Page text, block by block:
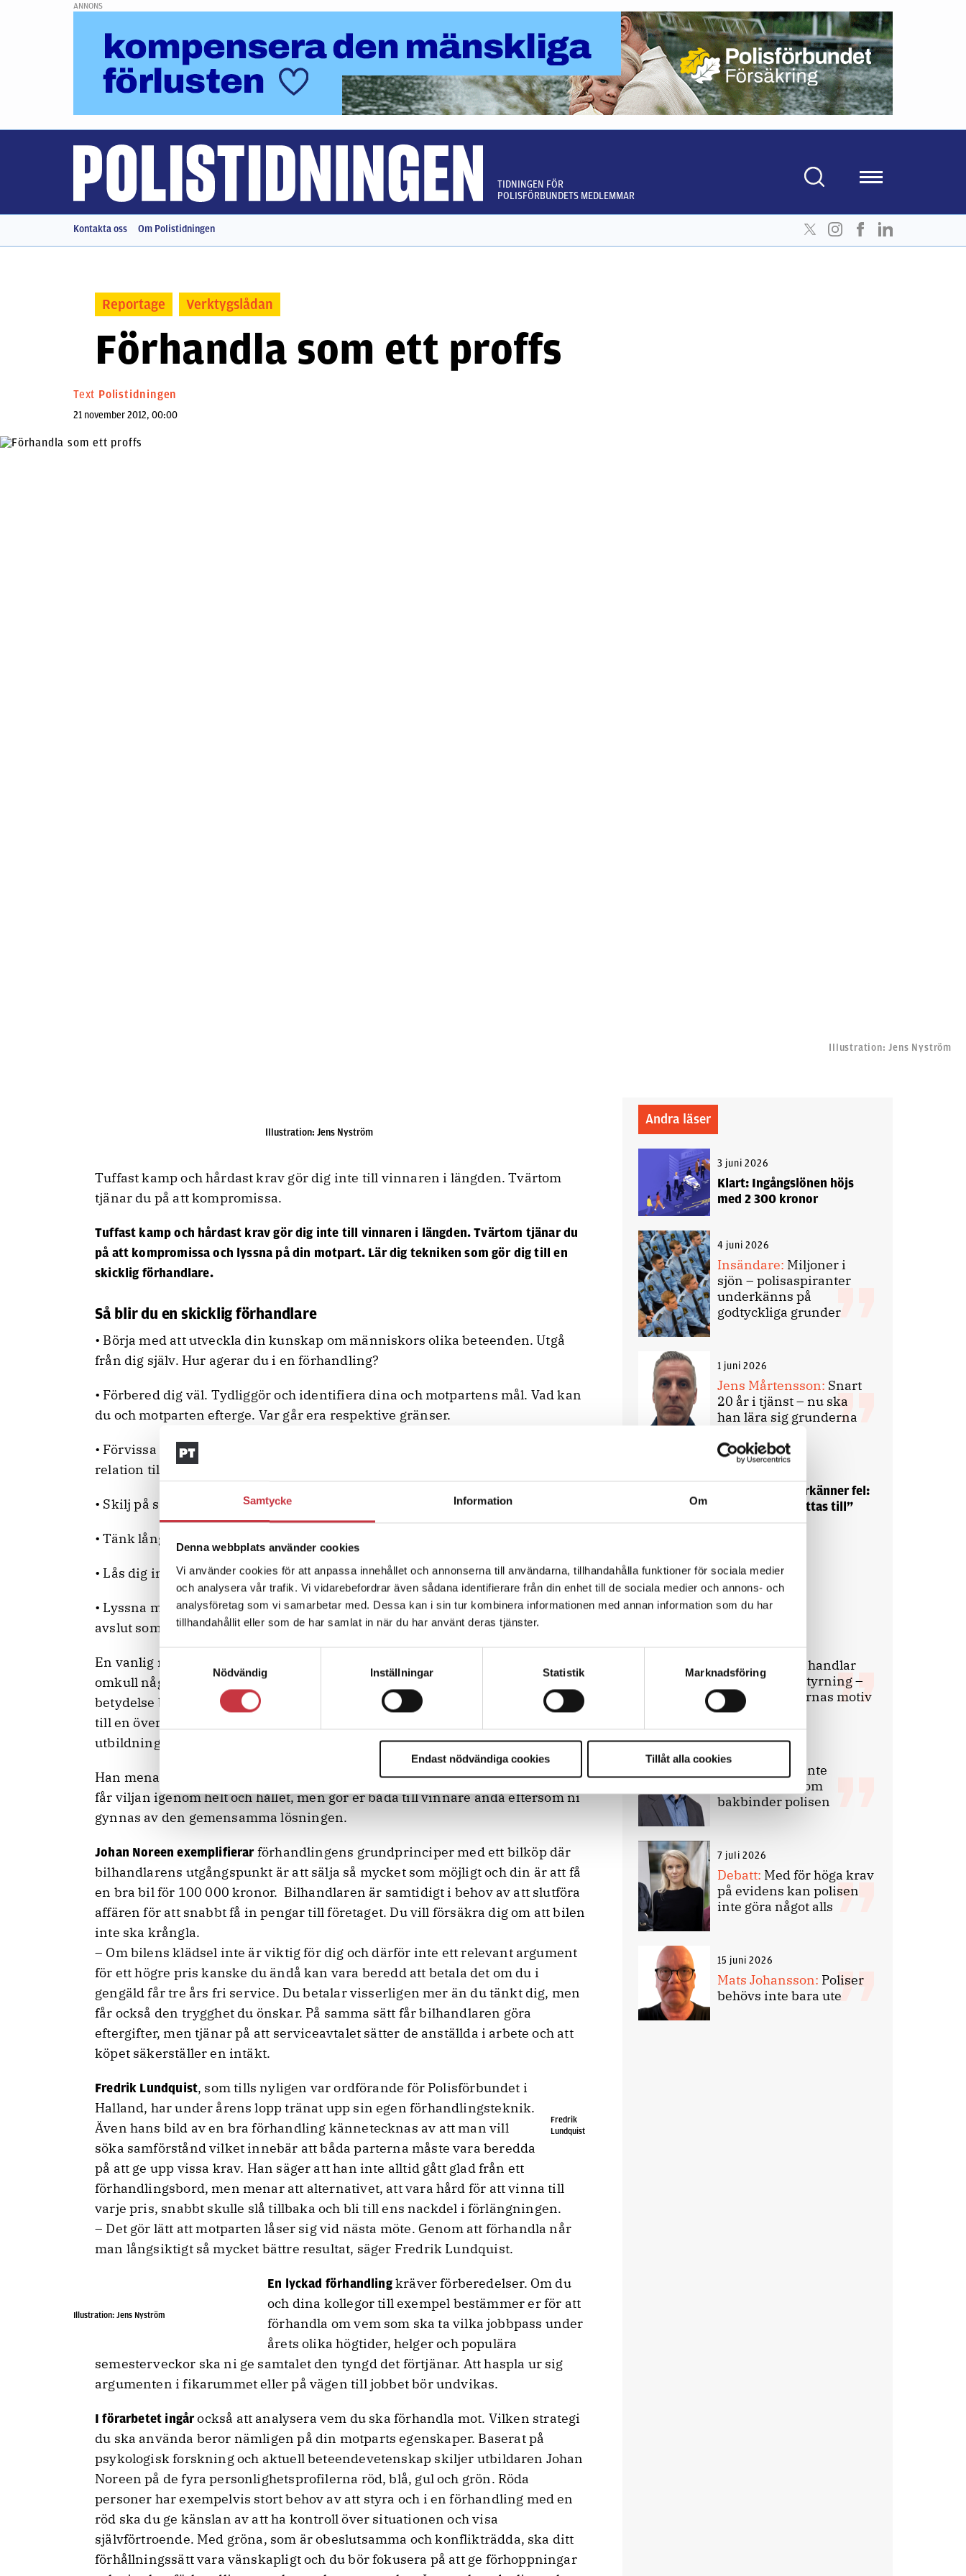
Samtycke Information Om
Denna webbplats använder cookies
Vi använder cookies för att anpassa innehållet och annonserna till användarna, tillhandahålla funktioner för sociala medier
och analysera vår trafik. Vi vidarebefordrar även sådana identifierare från din enhet till de sociala medier och annons- och
analysföretag som vi samarbetar med. Dessa kan i sin tur kombinera informationen med annan information som du har
tillhandahållit eller som de har samlat in när du har använt deras tjänster.
Nödvändig
Inställningar Statistik Marknadsföring
Endast nödvändiga cookies Tillåt alla cookies
ANNONS
TIDNINGEN FÖR
POLISFÖRBUNDETS MEDLEMMAR
Kontakta oss Om Polistidningen
Reportage Verktygslådan
Förhandla som ett proffs
Text Polistidningen
21 november 2012, 00:00
Illustration: Jens Nyström
Illustration: Jens Nyström
Tuffast kamp och hårdast krav gör dig inte till vinnaren i längden. Tvärtom
tjänar du på att kompromissa.
Tuffast kamp och hårdast krav gör dig inte till vinnaren i längden. Tvärtom tjänar du
på att kompromissa och lyssna på din motpart. Lär dig tekniken som gör dig till en
skicklig förhandlare.
Så blir du en skicklig förhandlare
• Börja med att utveckla din kunskap om människors olika beteenden. Utgå
från dig själv. Hur agerar du i en förhandling?
• Förbered dig väl. Tydliggör och identifiera dina och motpartens mål. Vad kan
du och motparten efterge. Var går era respektive gränser.
• Förvissa dig om att skapa en bra stämning i förhandlingen och en god
relation till den du förhandlar med.
• Skilj på sak och person, låt inte känslorna styra.
• Tänk långsiktigt och leta efter mervärden.
• Lås dig inte vid en position, sök alternativa lösningar.
• Lyssna mer än du talar, fråga mer än argumentera och eftersträva att nå ett
avslut som är en grund till ett fortsatt gott samarbete.
En vanlig missuppfattning är att förhandla är det samma som att snacka
omkull någon och roffa åt sig så mycket som möjligt. Förhandling i sin rätta
betydelse bygger tvärtom på tillit och innebär att två parter frivilligt når fram
till en överenskommelse. Johan Noreen är jurist, konsult och håller i
utbildningen ”Effektiv Förhandlingsteknik” på uppdrag av Polisförbundet.
Han menar att en lyckad förhandling varken leder till att du eller din motpart
får viljan igenom helt och hållet, men gör er båda till vinnare ändå eftersom ni
gynnas av den gemensamma lösningen.
Johan Noreen exemplifierarförhandlingens grundprinciper med ett bilköp där
bilhandlarens utgångspunkt är att sälja så mycket som möjligt och din är att få
en bra bil för 100 000 kronor. Bilhandlaren är samtidigt i behov av att slutföra
affären för att snabbt få in pengar till företaget. Du vill försäkra dig om att bilen
inte ska krångla.
– Om bilens klädsel inte är viktig för dig och därför inte ett relevant argument
för ett högre pris kanske du ändå kan vara beredd att betala det om du i
gengäld får tre års fri service. Du betalar visserligen mer än du tänkt dig, men
får också den trygghet du önskar. På samma sätt får bilhandlaren göra
eftergifter, men tjänar på att serviceavtalet sätter de anställda i arbete och att
köpet säkerställer en intäkt.
Fredrik
Lundquist
Fredrik Lundquist, som tills nyligen var ordförande för Polisförbundet i
Halland, har under årens lopp tränat upp sin egen förhandlingsteknik.
Även hans bild av en bra förhandling kännetecknas av att man vill
söka samförstånd vilket innebär att båda parterna måste vara beredda
på att ge upp vissa krav. Han säger att han inte alltid gått glad från ett
förhandlingsbord, men menar att alternativet, att vara hård för att vinna till
varje pris, snabbt skulle slå tillbaka och bli till ens nackdel i förlängningen.
– Det gör lätt att motparten låser sig vid nästa möte. Genom att förhandla når
man långsiktigt så mycket bättre resultat, säger Fredrik Lundquist.
Illustration: Jens Nyström
En lyckad förhandlingkräver förberedelser. Om du
och dina kollegor till exempel bestämmer er för att
förhandla om vem som ska ta vilka jobbpass under
årets olika högtider, helger och populära
semesterveckor ska ni ge samtalet den tyngd det förtjänar. Att haspla ur sig
argumenten i fikarummet eller på vägen till jobbet bör undvikas.
I förarbetet ingårockså att analysera vem du ska förhandla mot. Vilken strategi
du ska använda beror nämligen på din motparts egenskaper. Baserat på
psykologisk forskning och aktuell beteendevetenskap skiljer utbildaren Johan
Noreen på de fyra personlighetsprofilerna röd, blå, gul och grön. Röda
personer har exempelvis stort behov av att styra och i en förhandling med en
röd ska du ge känslan av att ha kontroll över situationen och visa
självförtroende. Med gröna, som är obeslutsamma och konflikträdda, ska ditt
förhållningssätt vara vänskapligt och du bör fokusera på att ge förhoppningar
Andra läser
3 juni 2026
Klart: Ingångslönen höjs
med 2 300 kronor
4 juni 2026
Insändare: Miljoner i
sjön – polisaspiranter
underkänns på
godtyckliga grunder
1 juni 2026
Jens Mårtensson: Snart
20 år i tjänst – nu ska
han lära sig grunderna
Polisregionen erkänner fel:
”Kommer att rättas till”
Debatt
9 juli 2026
Slutreplik:
Det handlar
om kunskapsstyrning –
inte om forskarnas motiv
Det är inte
evidenskrav som
bakbinder polisen
7 juli 2026
Debatt: Med för höga krav
på evidens kan polisen
inte göra något alls
15 juni 2026
Mats Johansson: Poliser
behövs inte bara ute